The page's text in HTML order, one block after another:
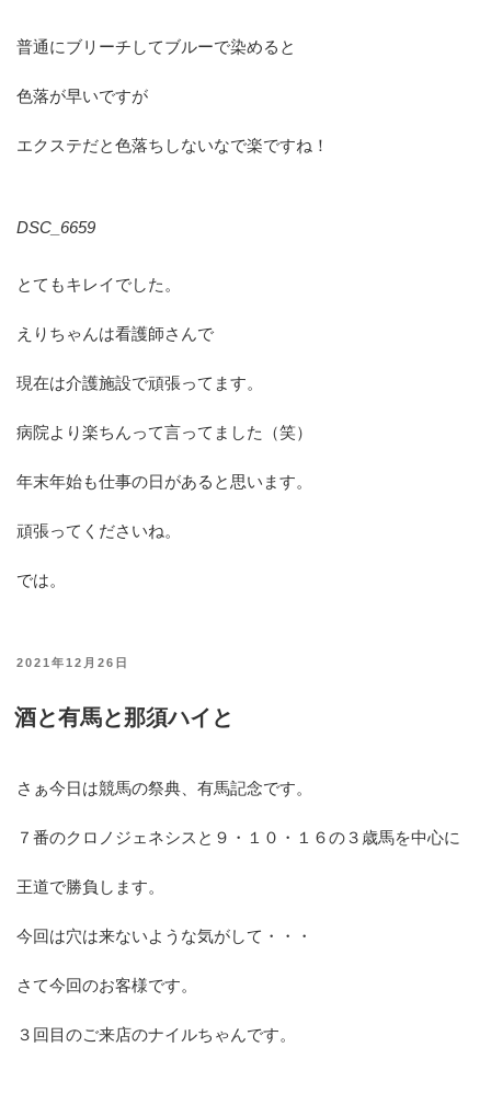
普通にブリーチしてブルーで染めると
色落が早いですが
エクステだと色落ちしないなで楽ですね！
DSC_6659
とてもキレイでした。
えりちゃんは看護師さんで
現在は介護施設で頑張ってます。
病院より楽ちんって言ってました（笑）
年末年始も仕事の日があると思います。
頑張ってくださいね。
では。
投
日:
2021年12月26日
酒と有馬と那須ハイと
さぁ今日は競馬の祭典、有馬記念です。
７番のクロノジェネシスと９・１０・１６の３歳馬を中心に
王道で勝負します。
今回は穴は来ないような気がして・・・
さて今回のお客様です。
３回目のご来店のナイルちゃんです。